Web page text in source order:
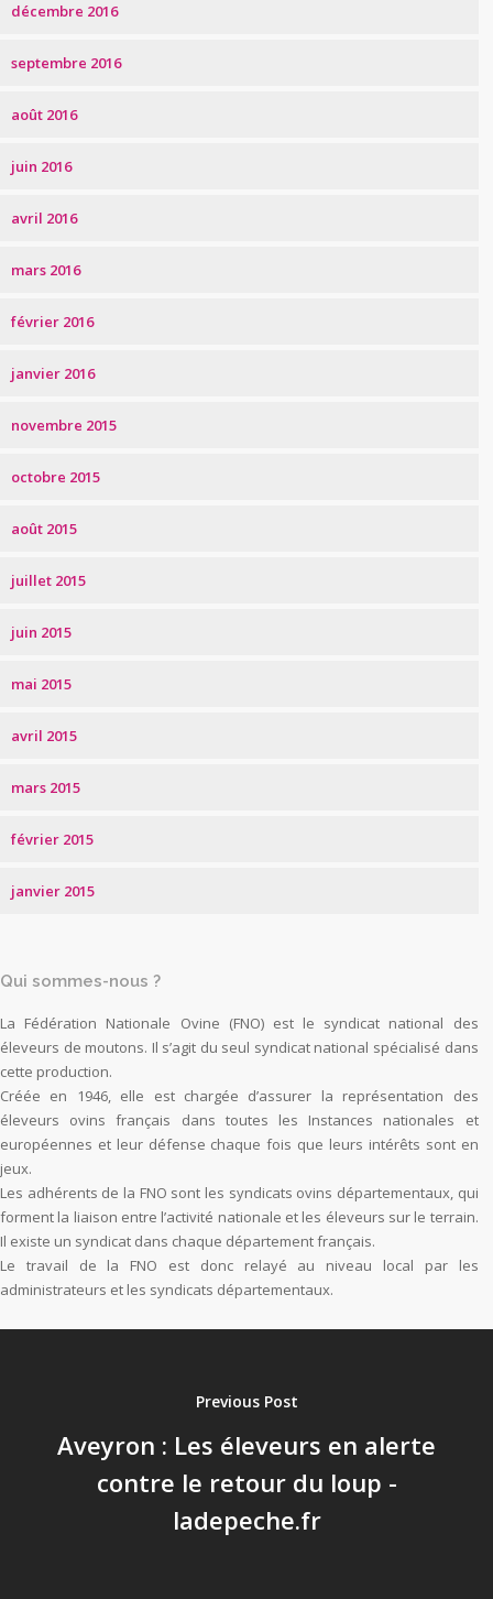
décembre 2016
septembre 2016
août 2016
juin 2016
avril 2016
mars 2016
février 2016
janvier 2016
novembre 2015
octobre 2015
août 2015
juillet 2015
juin 2015
mai 2015
avril 2015
mars 2015
février 2015
janvier 2015
Qui sommes-nous ?
La Fédération Nationale Ovine (FNO) est le syndicat national des
éleveurs de moutons. Il s’agit du seul syndicat national spécialisé dans
cette production.
Créée en 1946, elle est chargée d’assurer la représentation des
éleveurs ovins français dans toutes les Instances nationales et
européennes et leur défense chaque fois que leurs intérêts sont en
jeux.
Les adhérents de la FNO sont les syndicats ovins départementaux, qui
forment la liaison entre l’activité nationale et les éleveurs sur le terrain.
Il existe un syndicat dans chaque département français.
Le travail de la FNO est donc relayé au niveau local par les
administrateurs et les syndicats départementaux.
Previous Post
Aveyron : Les éleveurs en alerte
contre le retour du loup -
ladepeche.fr